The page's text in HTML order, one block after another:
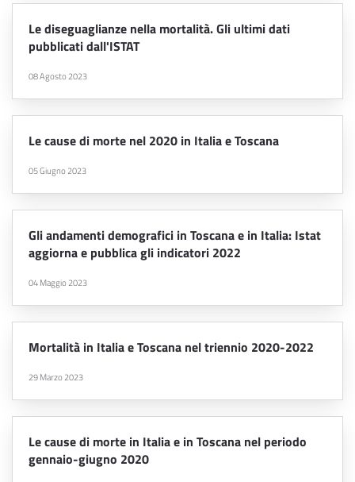
Le diseguaglianze nella mortalità. Gli ultimi dati
pubblicati dall'ISTAT
08 Agosto 2023
Le cause di morte nel 2020 in Italia e Toscana
05 Giugno 2023
Gli andamenti demografici in Toscana e in Italia: Istat
aggiorna e pubblica gli indicatori 2022
04 Maggio 2023
Mortalità in Italia e Toscana nel triennio 2020-2022
29 Marzo 2023
Le cause di morte in Italia e in Toscana nel periodo
gennaio-giugno 2020